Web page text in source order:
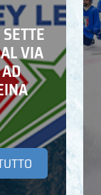
VIA